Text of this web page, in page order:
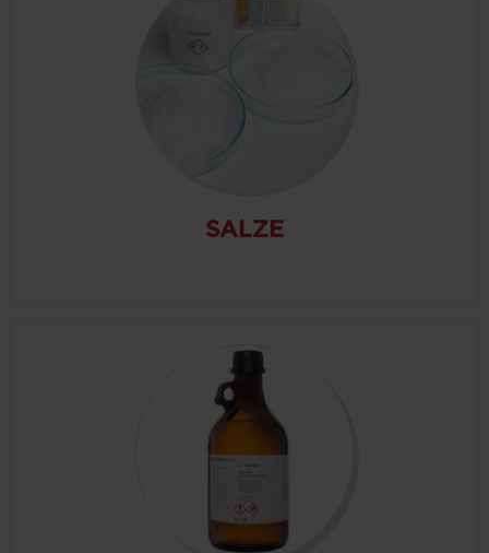
SALZE